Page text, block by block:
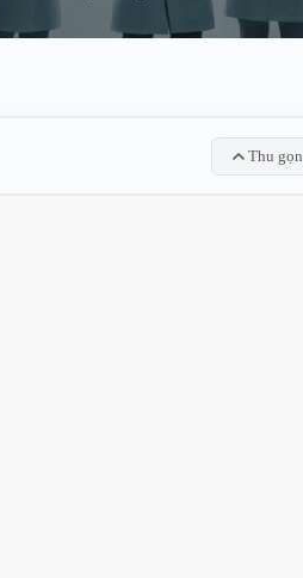
Thu gọn